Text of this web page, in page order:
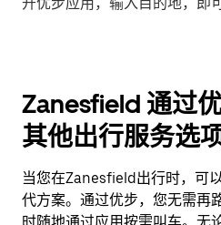
Zanesfield 通过
其他出行服务选
当您在Zanesfield出行时，可
代方案。通过优步，您无需再